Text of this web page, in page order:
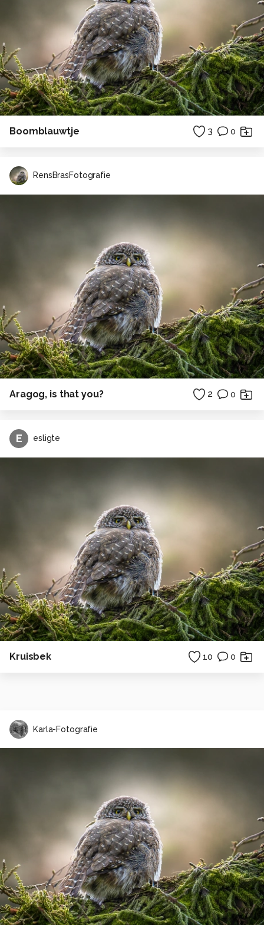
Boomblauwtje 3 0
RensBrasFotografie
Aragog, is that you? 2 0
E esligte
Kruisbek 10 0
Karla-Fotografie